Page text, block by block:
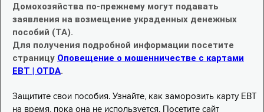
Домохозяйства по-прежнему могут подавать
заявления на возмещение украденных денежных
пособий (TA).
Для получения подробной информации посетите
страницу Оповещение о мошенничестве с картами
EBT | OTDA.
Защитите свои пособия. Узнайте, как заморозить карту EBT
на время, пока она не используется. Посетите сайт